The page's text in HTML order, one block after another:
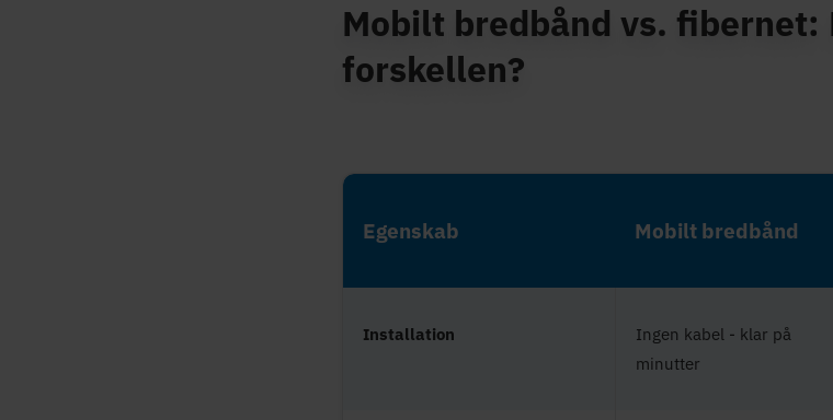
Mobilt bredbånd vs. fibernet:
forskellen?
Egenskab Mobilt bredbånd
Installation
Ingen kabel - klar på
minutter